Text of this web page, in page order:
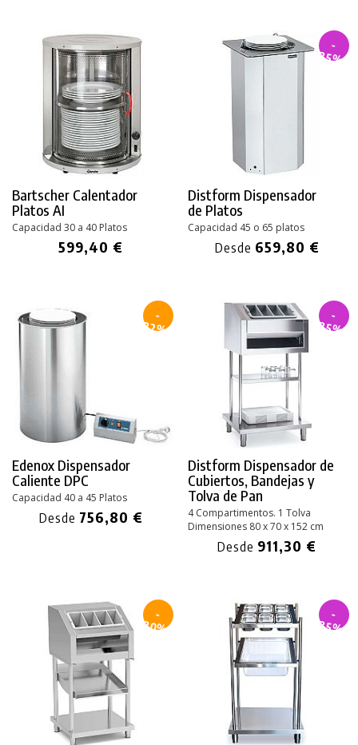
Bartscher Calentador
Platos AI
Capacidad 30 a 40 Platos
599,40 €
-
35%
Distform Dispensador
de Platos
Capacidad 45 o 65 platos
Desde 659,80 €
-
32%
Edenox Dispensador
Caliente DPC
Capacidad 40 a 45 Platos
Desde 756,80 €
-
35%
Distform Dispensador de
Cubiertos, Bandejas y
Tolva de Pan
4 Compartimentos. 1 Tolva
Dimensiones 80 x 70 x 152 cm
Desde 911,30 €
-
30%
-
35%